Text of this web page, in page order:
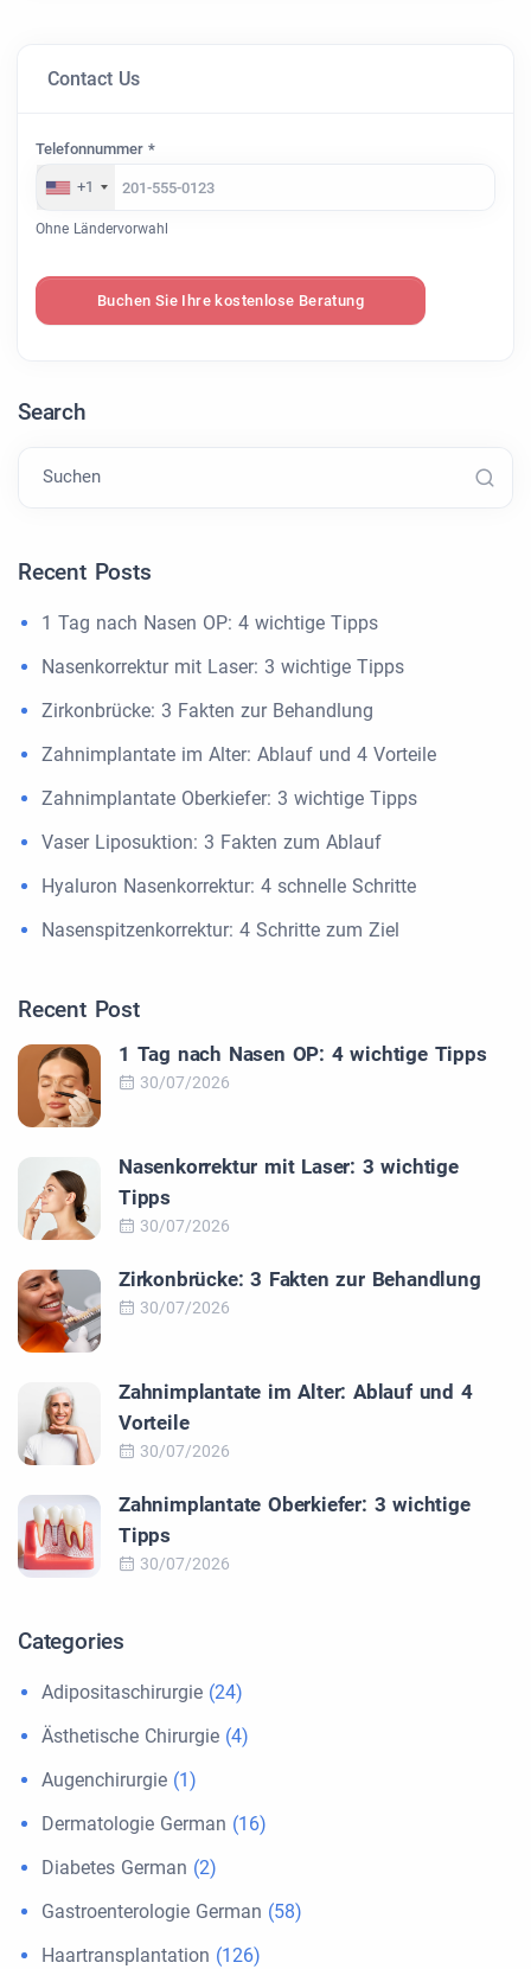
Contact Us
Telefonnummer *
+1
Ohne Ländervorwahl
Buchen Sie Ihre kostenlose Beratung
Search
Suchen
Recent Posts
1 Tag nach Nasen OP: 4 wichtige Tipps
Nasenkorrektur mit Laser: 3 wichtige Tipps
Zirkonbrücke: 3 Fakten zur Behandlung
Zahnimplantate im Alter: Ablauf und 4 Vorteile
Zahnimplantate Oberkiefer: 3 wichtige Tipps
Vaser Liposuktion: 3 Fakten zum Ablauf
Hyaluron Nasenkorrektur: 4 schnelle Schritte
Nasenspitzenkorrektur: 4 Schritte zum Ziel
Recent Post
1 Tag nach Nasen OP: 4 wichtige Tipps
30/07/2026
Nasenkorrektur mit Laser: 3 wichtige
Tipps
30/07/2026
Zirkonbrücke: 3 Fakten zur Behandlung
30/07/2026
Zahnimplantate im Alter: Ablauf und 4
Vorteile
30/07/2026
Zahnimplantate Oberkiefer: 3 wichtige
Tipps
30/07/2026
Categories
Adipositaschirurgie (24)
Ästhetische Chirurgie (4)
Augenchirurgie (1)
Dermatologie German (16)
Diabetes German (2)
Gastroenterologie German (58)
Haartransplantation (126)